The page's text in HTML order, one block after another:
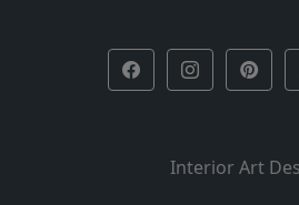
Interior Art